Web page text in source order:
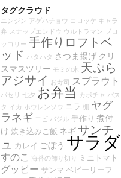
タグクラウド
ニンジン アゲハチョウ コロッケ キャラ
弁 スナップエンドウ ウルトラマン ブロ
ッコリー 手作りロフトベ
ッド ハタハタ さつま揚げ クリ
スマスツリー モミの木 天ぷら
アジサイ
お寿司 スプラウト
パセリ 七夕 お弁当 カボチャ パス
タ イカ ホウレンソウ ニラ 棚
ヤグ
ラネギ
エビ バジル 手作り 煮付
け 炊き込みご飯 ネギ サンチ
ュ
カレイ ごぼう サラダ
すのこ 海苔の飾り切り ミニトマト
グッピー サンマ ベビーリーフ